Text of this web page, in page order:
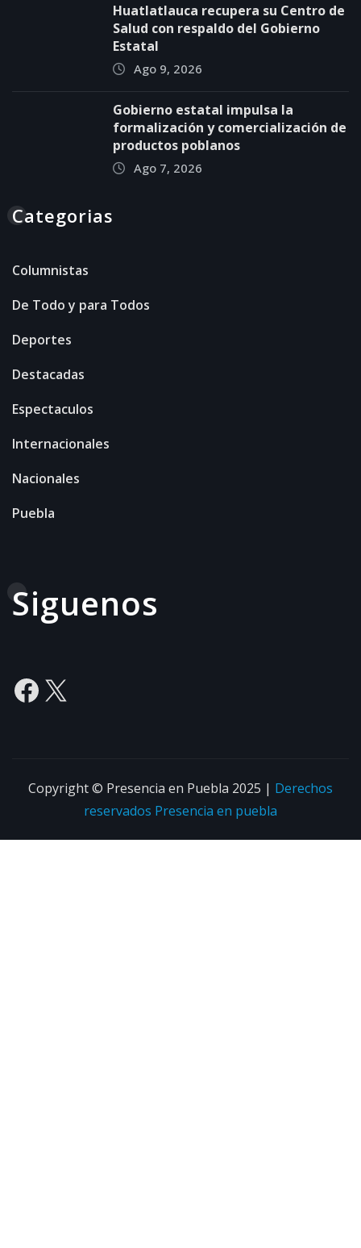
Huatlatlauca recupera su Centro de
Salud con respaldo del Gobierno
Estatal
Ago 9, 2026
Gobierno estatal impulsa la
formalización y comercialización de
productos poblanos
Ago 7, 2026
Categorias
Columnistas
De Todo y para Todos
Deportes
Destacadas
Espectaculos
Internacionales
Nacionales
Puebla
Siguenos
Facebook
X
Copyright © Presencia en Puebla 2025 | Derechos
reservados Presencia en puebla